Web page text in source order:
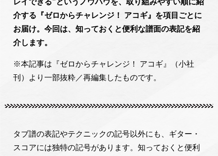
レイできる”というノウハウを、取り組みやすい順に紹
介する『ゼロからチャレンジ！ アコギ』を項目ごとに
お届け。今回は、知っておくと便利な譜面の表記を紹
介します。
※本記事は『ゼロからチャレンジ！ アコギ』（小社
刊）より一部抜粋／再編集したものです。
タブ譜の表記やテクニックの記号以外にも、ギター・
スコアには独特の記号があります。知っておくと便利